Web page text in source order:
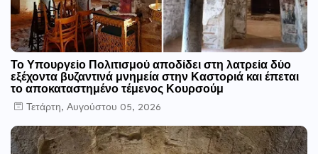
Το Υπουργείο Πολιτισμού αποδίδει στη λατρεία δύο
εξέχοντα βυζαντινά μνημεία στην Καστοριά και έπεται
το αποκαταστημένο τέμενος Κουρσούμ
Τετάρτη, Αυγούστου 05, 2026